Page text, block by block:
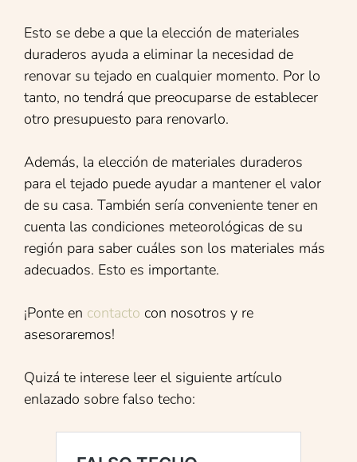
Esto se debe a que la elección de materiales
duraderos ayuda a eliminar la necesidad de
renovar su tejado en cualquier momento. Por lo
tanto, no tendrá que preocuparse de establecer
otro presupuesto para renovarlo.
Además, la elección de materiales duraderos
para el tejado puede ayudar a mantener el valor
de su casa. También sería conveniente tener en
cuenta las condiciones meteorológicas de su
región para saber cuáles son los materiales más
adecuados. Esto es importante.
¡Ponte en contacto con nosotros y re
asesoraremos!
Quizá te interese leer el siguiente artículo
enlazado sobre falso techo: